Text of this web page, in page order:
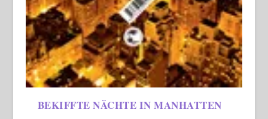
BEKIFFTE NÄCHTE IN MANHATTEN